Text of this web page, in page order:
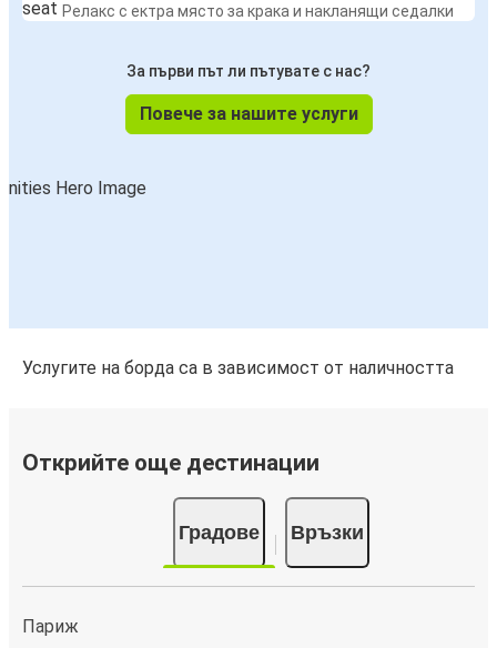
Релакс с ектра място за крака и накланящи седалки
За първи път ли пътувате с нас?
Повече за нашите услуги
Услугите на борда са в зависимост от наличността
Открийте още дестинации
Градове Връзки
Париж